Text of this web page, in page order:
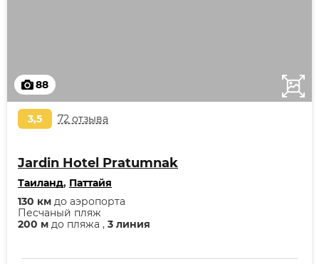
88
3,5 72 отзыва
Jardin Hotel Pratumnak
Таиланд, Паттайя
200 м до пляжа , 3 линия
Песчаный пляж
130 км до аэропорта